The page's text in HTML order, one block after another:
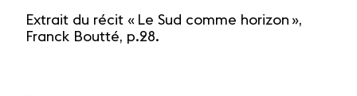
Extrait du récit « Le Sud comme horizon »,
Franck Boutté, p.28.